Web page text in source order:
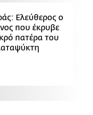
Ελεύθερος ο
που έκρυβε
πατέρα του